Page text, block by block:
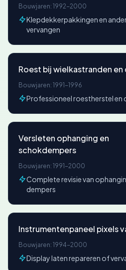
Bouwjaren: 1992-2000
Klepdekkerpakkingen en
vervangen
Roest bij wielkastranden
Bouwjaren: 1991-1996
Professioneel roestherstel en
Versleten ophanging en
schokdempers
Bouwjaren: 1991-2000
Complete revisie van
dempers
Instrumentenpaneel pixels
Bouwjaren: 1994-2000
Display laten repareren of